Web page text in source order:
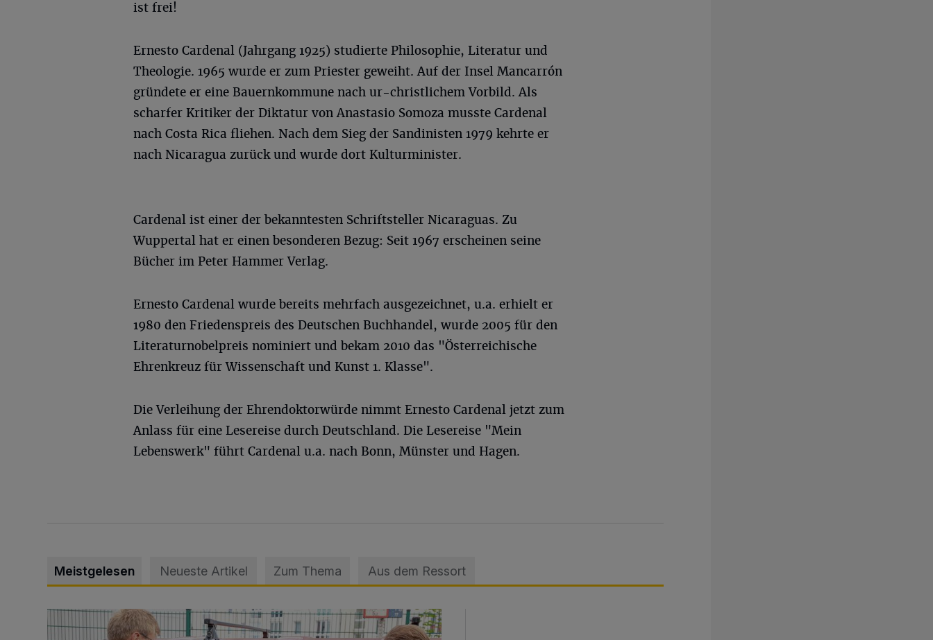
ist frei!
Ernesto Cardenal (Jahrgang 1925) studierte Philosophie, Literatur und
Theologie. 1965 wurde er zum Priester geweiht. Auf der Insel Mancarrón
gründete er eine Bauernkommune nach ur-christlichem Vorbild. Als
scharfer Kritiker der Diktatur von Anastasio Somoza musste Cardenal
nach Costa Rica fliehen. Nach dem Sieg der Sandinisten 1979 kehrte er
nach Nicaragua zurück und wurde dort Kulturminister.
Cardenal ist einer der bekanntesten Schriftsteller Nicaraguas. Zu
Wuppertal hat er einen besonderen Bezug: Seit 1967 erscheinen seine
Bücher im Peter Hammer Verlag.
Ernesto Cardenal wurde bereits mehrfach ausgezeichnet, u.a. erhielt er
1980 den Friedenspreis des Deutschen Buchhandel, wurde 2005 für den
Literaturnobelpreis nominiert und bekam 2010 das "Österreichische
Ehrenkreuz für Wissenschaft und Kunst 1. Klasse".
Die Verleihung der Ehrendoktorwürde nimmt Ernesto Cardenal jetzt zum
Anlass für eine Lesereise durch Deutschland. Die Lesereise "Mein
Lebenswerk" führt Cardenal u.a. nach Bonn, Münster und Hagen.
Meistgelesen Neueste Artikel Zum Thema Aus dem Ressort
Feuerwehr befreit Kind aus verschlossenem VW Bulli